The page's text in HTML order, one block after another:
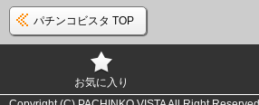
パチンコビスタ TOP
お気に入り